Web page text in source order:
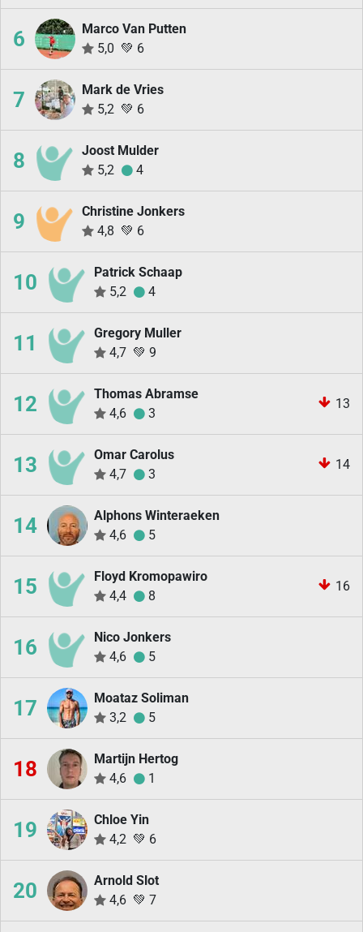
6
Marco Van Putten
5,0 💚 6
7
Mark de Vries
5,2 💚 6
8
Joost Mulder
5,2
4
9
Christine Jonkers
4,8 💚 6
10
Patrick Schaap
5,2
4
11
Gregory Muller
4,7 💚 9
12
Thomas Abramse
4,6
3
13
13
Omar Carolus
4,7
3
14
14
Alphons Winteraeken
4,6
5
15
Floyd Kromopawiro
4,4
8
16
16
Nico Jonkers
4,6
5
17
Moataz Soliman
3,2
5
18
Martijn Hertog
4,6
1
19
Chloe Yin
4,2 💚 6
20
Arnold Slot
4,6 💚 7